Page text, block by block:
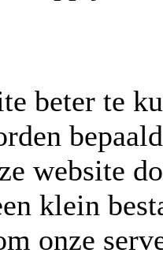
beter te
website
klein
onze